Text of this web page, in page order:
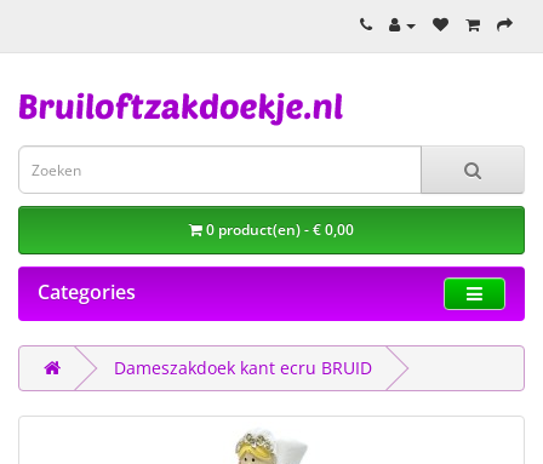
0 product(en) - € 0,00
Categories
Dameszakdoek kant ecru BRUID